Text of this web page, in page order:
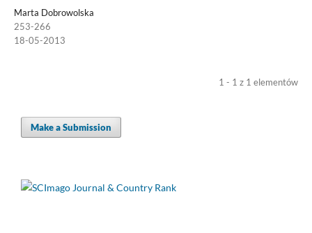
Marta Dobrowolska
253-266
18-05-2013
1 - 1 z 1 elementów
Make a Submission